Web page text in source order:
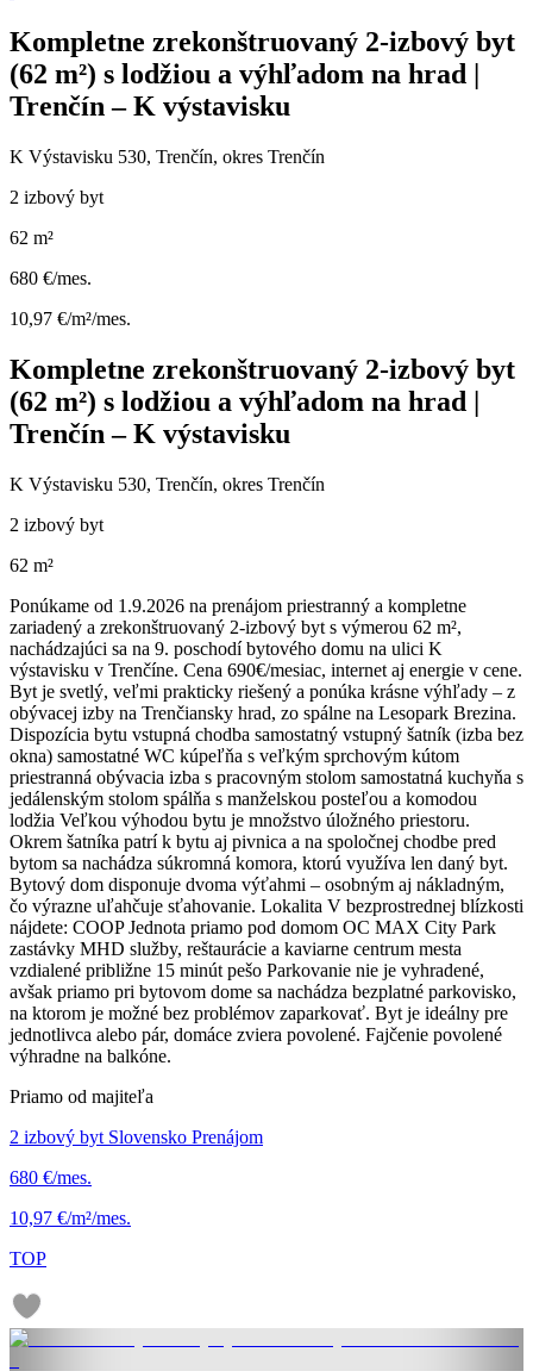
Kompletne zrekonštruovaný 2-izbový byt
(62 m²) s lodžiou a výhľadom na hrad |
Trenčín – K výstavisku
K Výstavisku 530, Trenčín, okres Trenčín
2 izbový byt
62 m²
680 €/mes.
10,97 €/m²/mes.
Kompletne zrekonštruovaný 2-izbový byt
(62 m²) s lodžiou a výhľadom na hrad |
Trenčín – K výstavisku
K Výstavisku 530, Trenčín, okres Trenčín
2 izbový byt
62 m²
Ponúkame od 1.9.2026 na prenájom priestranný a kompletne
zariadený a zrekonštruovaný 2-izbový byt s výmerou 62 m²,
nachádzajúci sa na 9. poschodí bytového domu na ulici K
výstavisku v Trenčíne. Cena 690€/mesiac, internet aj energie v cene.
Byt je svetlý, veľmi prakticky riešený a ponúka krásne výhľady – z
obývacej izby na Trenčiansky hrad, zo spálne na Lesopark Brezina.
Dispozícia bytu vstupná chodba samostatný vstupný šatník (izba bez
okna) samostatné WC kúpeľňa s veľkým sprchovým kútom
priestranná obývacia izba s pracovným stolom samostatná kuchyňa s
jedálenským stolom spálňa s manželskou posteľou a komodou
lodžia Veľkou výhodou bytu je množstvo úložného priestoru.
Okrem šatníka patrí k bytu aj pivnica a na spoločnej chodbe pred
bytom sa nachádza súkromná komora, ktorú využíva len daný byt.
Bytový dom disponuje dvoma výťahmi – osobným aj nákladným,
čo výrazne uľahčuje sťahovanie. Lokalita V bezprostrednej blízkosti
nájdete: COOP Jednota priamo pod domom OC MAX City Park
zastávky MHD služby, reštaurácie a kaviarne centrum mesta
vzdialené približne 15 minút pešo Parkovanie nie je vyhradené,
avšak priamo pri bytovom dome sa nachádza bezplatné parkovisko,
na ktorom je možné bez problémov zaparkovať. Byt je ideálny pre
jednotlivca alebo pár, domáce zviera povolené. Fajčenie povolené
výhradne na balkóne.
Priamo od majiteľa
2 izbový byt Slovensko Prenájom
680 €/mes.
10,97 €/m²/mes.
TOP